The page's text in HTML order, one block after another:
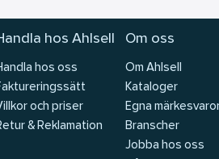
hos Ahlsell
hos oss
och priser
& Reklamation
Om oss
Om Ahlsell
Kataloger
Egna
Branscher
Jobba hos oss